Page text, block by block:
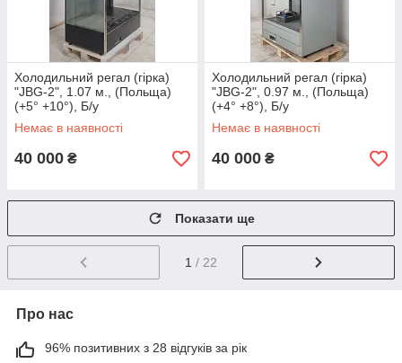
Холодильний регал (гірка)
"JBG-2", 1.07 м., (Польща)
(+5° +10°), Б/у
Немає в наявності
40 000 ₴
Холодильний регал (гірка)
"JBG-2", 0.97 м., (Польща)
(+4° +8°), Б/у
Немає в наявності
40 000 ₴
Показати ще
1 / 22
Про нас
96% позитивних з 28 відгуків за рік